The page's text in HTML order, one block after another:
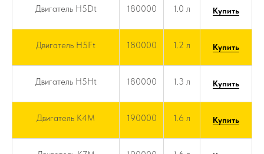
Двигатель H5Dt 180000 1.0 л Купить
Двигатель H5Ft 180000 1.2 л Купить
Двигатель H5Ht 180000 1.3 л Купить
Двигатель K4M 190000 1.6 л Купить